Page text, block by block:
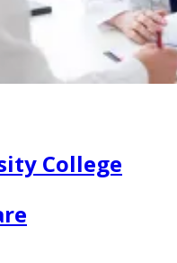
College